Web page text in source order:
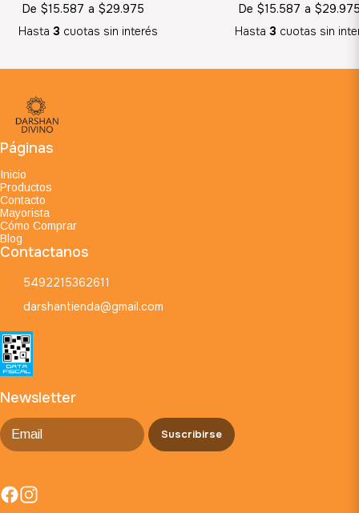
De $15.587 a $29.975
Hasta 3 cuotas sin interés
De $15.587 a
Hasta3 cuotas sin
Páginas
Inicio
Productos
Contacto
Mayorista
Cómo Comprar
Blog
Contactanos
5492215362611
darshantienda@gmail.com
Newsletter
Suscribirse